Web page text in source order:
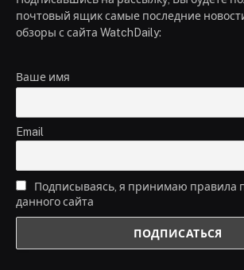
почтовый ящик самые последние
обзоры с сайта WatchDaily:
Ваше имя
Email
Подписываясь, я принимаю правила
данного сайта